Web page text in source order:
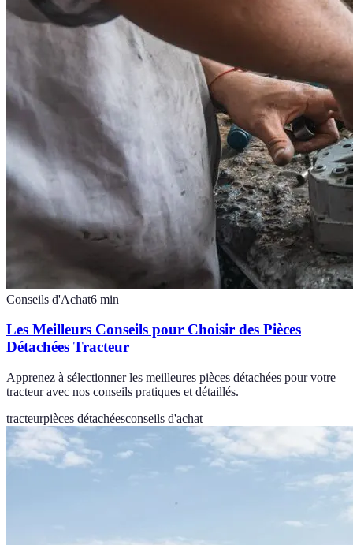
Conseils d'Achat6 min
Les Meilleurs Conseils pour Choisir des Pièces
Détachées Tracteur
Apprenez à sélectionner les meilleures pièces détachées pour votre
tracteur avec nos conseils pratiques et détaillés.
tracteurpièces détachéesconseils d'achat